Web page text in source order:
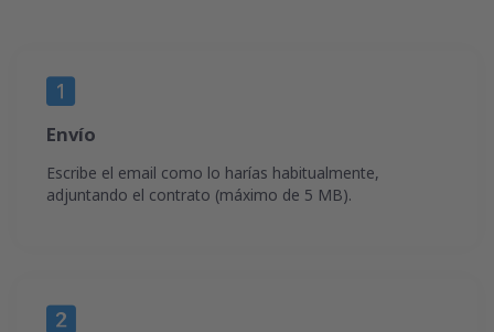
Envío
Escribe el email como lo harías habitualmente,
adjuntando el contrato (máximo de 5 MB).